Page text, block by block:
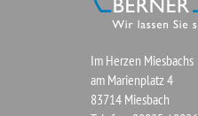
Im Herzen Miesbachs
am Marienplatz 4
83714 Miesbach